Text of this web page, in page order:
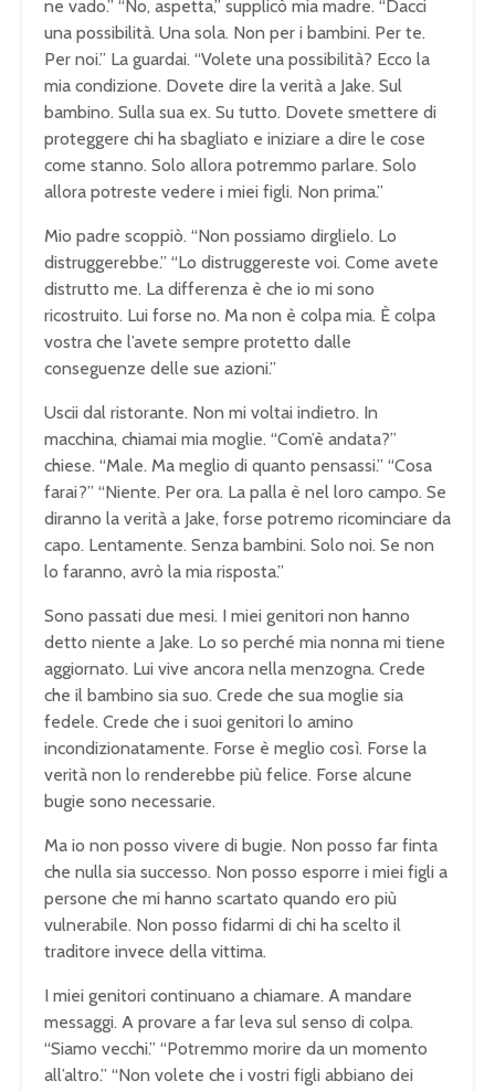
ne vado.” “No, aspetta,” supplicò mia madre. “Dacci
una possibilità. Una sola. Non per i bambini. Per te.
Per noi.” La guardai. “Volete una possibilità? Ecco la
mia condizione. Dovete dire la verità a Jake. Sul
bambino. Sulla sua ex. Su tutto. Dovete smettere di
proteggere chi ha sbagliato e iniziare a dire le cose
come stanno. Solo allora potremmo parlare. Solo
allora potreste vedere i miei figli. Non prima.”
Mio padre scoppiò. “Non possiamo dirglielo. Lo
distruggerebbe.” “Lo distruggereste voi. Come avete
distrutto me. La differenza è che io mi sono
ricostruito. Lui forse no. Ma non è colpa mia. È colpa
vostra che l’avete sempre protetto dalle
conseguenze delle sue azioni.”
Uscii dal ristorante. Non mi voltai indietro. In
macchina, chiamai mia moglie. “Com’è andata?”
chiese. “Male. Ma meglio di quanto pensassi.” “Cosa
farai?” “Niente. Per ora. La palla è nel loro campo. Se
diranno la verità a Jake, forse potremo ricominciare da
capo. Lentamente. Senza bambini. Solo noi. Se non
lo faranno, avrò la mia risposta.”
Sono passati due mesi. I miei genitori non hanno
detto niente a Jake. Lo so perché mia nonna mi tiene
aggiornato. Lui vive ancora nella menzogna. Crede
che il bambino sia suo. Crede che sua moglie sia
fedele. Crede che i suoi genitori lo amino
incondizionatamente. Forse è meglio così. Forse la
verità non lo renderebbe più felice. Forse alcune
bugie sono necessarie.
Ma io non posso vivere di bugie. Non posso far finta
che nulla sia successo. Non posso esporre i miei figli a
persone che mi hanno scartato quando ero più
vulnerabile. Non posso fidarmi di chi ha scelto il
traditore invece della vittima.
I miei genitori continuano a chiamare. A mandare
messaggi. A provare a far leva sul senso di colpa.
“Siamo vecchi.” “Potremmo morire da un momento
all’altro.” “Non volete che i vostri figli abbiano dei